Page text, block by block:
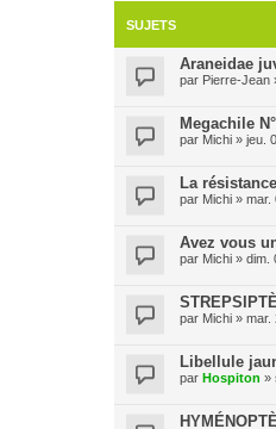
SUJETS
Araneidae
par Pierre-Jean
Megachile
par Michi » jeu.
La
par Michi » mar.
Avez vous
par Michi » dim.
par Michi » mar.
Libellule
par Hospiton »